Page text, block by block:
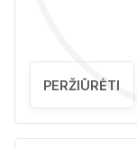
PERŽIŪRĖTI